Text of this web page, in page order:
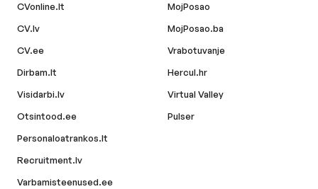
CVonline.lt
CV.lv
CV.ee
Dirbam.lt
Visidarbi.lv
Otsintood.ee
Personaloatrankos.lt
Recruitment.lv
Varbamisteenused.ee
MojPosao
MojPosao.ba
Vrabotuvanje
Hercul.hr
Virtual Valley
Pulser